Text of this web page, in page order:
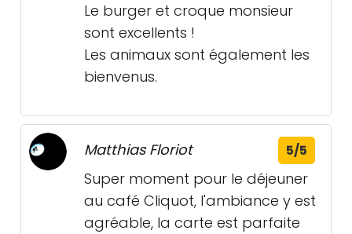
Le burger et croque monsieur
sont excellents !
Les animaux sont également les
bienvenus.
Matthias Floriot 5/5
Super moment pour le déjeuner
au café Cliquot, l'ambiance y est
agréable, la carte est parfaite